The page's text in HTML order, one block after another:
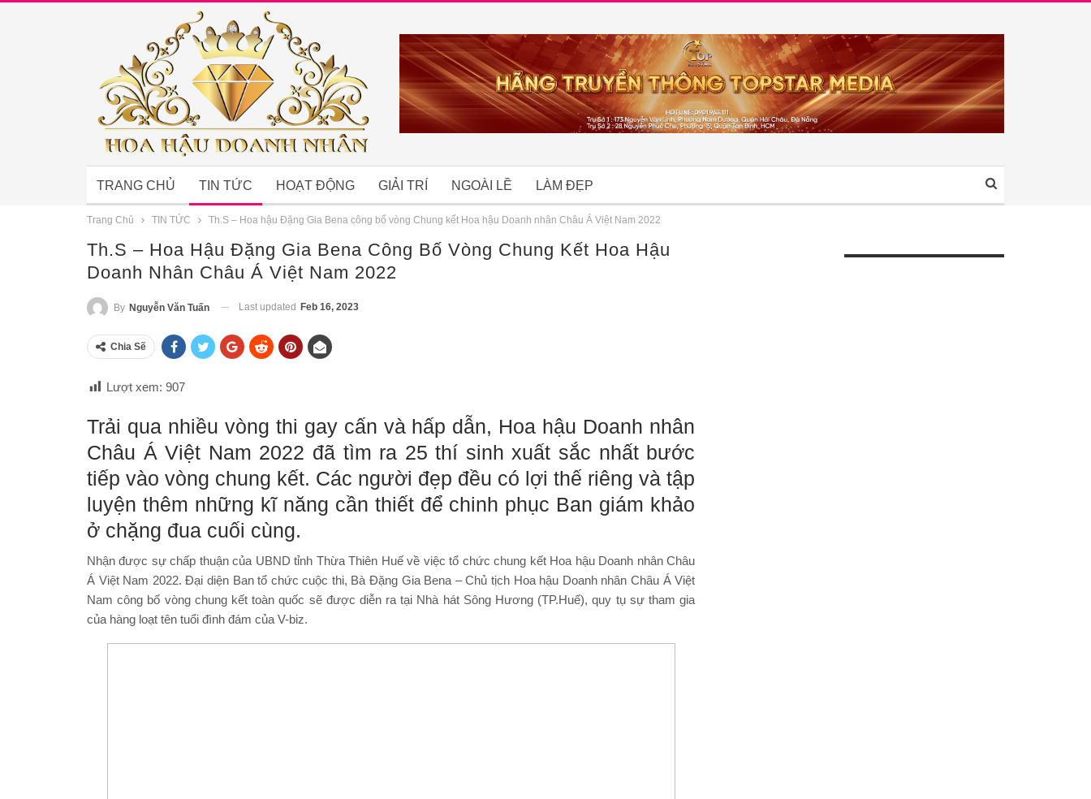
TRANG CHỦ TIN TỨC HOẠT ĐỘNG GIẢI TRÍ NGOÀI LỀ LÀM ĐẸP
Trang Chủ TIN TỨC Th.S – Hoa hậu Đặng Gia Bena công bố vòng Chung kết Hoa hậu Doanh nhân Châu Á Việt Nam 2022
Th.S – Hoa Hậu Đặng Gia Bena Công Bố Vòng Chung Kết Hoa Hậu
Doanh Nhân Châu Á Việt Nam 2022
By Nguyễn Văn Tuấn Last updated Feb 16, 2023
Chia Sẽ
Lượt xem: 907
Trải qua nhiều vòng thi gay cấn và hấp dẫn, Hoa hậu Doanh nhân
Châu Á Việt Nam 2022 đã tìm ra 25 thí sinh xuất sắc nhất bước
tiếp vào vòng chung kết. Các người đẹp đều có lợi thế riêng và tập
luyện thêm những kĩ năng cần thiết để chinh phục Ban giám khảo
ở chặng đua cuối cùng.
Nhận được sự chấp thuận của UBND tỉnh Thừa Thiên Huế về việc tổ chức chung kết Hoa hậu Doanh nhân Châu
Á Việt Nam 2022. Đại diện Ban tổ chức cuộc thi, Bà Đặng Gia Bena – Chủ tịch Hoa hậu Doanh nhân Châu Á Việt
Nam công bố vòng chung kết toàn quốc sẽ được diễn ra tại Nhà hát Sông Hương (TP.Huế), quy tụ sự tham gia
của hàng loạt tên tuổi đình đám của V-biz.